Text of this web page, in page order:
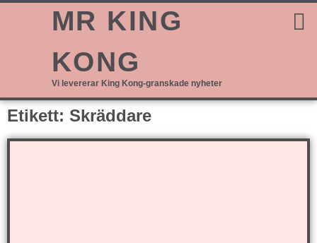
MR KING
KONG
Vi levererar King Kong-granskade nyheter
Etikett: Skräddare